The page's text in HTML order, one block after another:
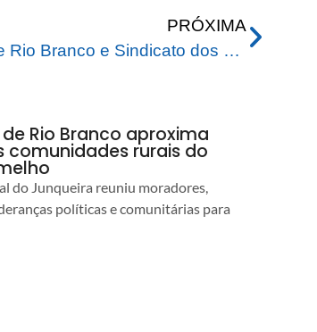
PRÓXIMA
Prefeitura de Rio Branco e Sindicato dos Médicos garantem atendimento exclusivo às crianças com síndrome gripal
Rio Branco aproxima
comunidades rurais do
do Junqueira reuniu moradores,
políticas e comunitárias para